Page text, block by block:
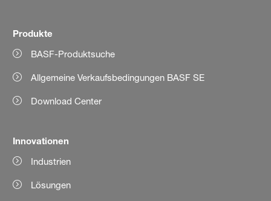
Produkte
BASF-Produktsuche
Allgemeine Verkaufsbedingungen BASF SE
Download Center
Innovationen
Industrien
Lösungen